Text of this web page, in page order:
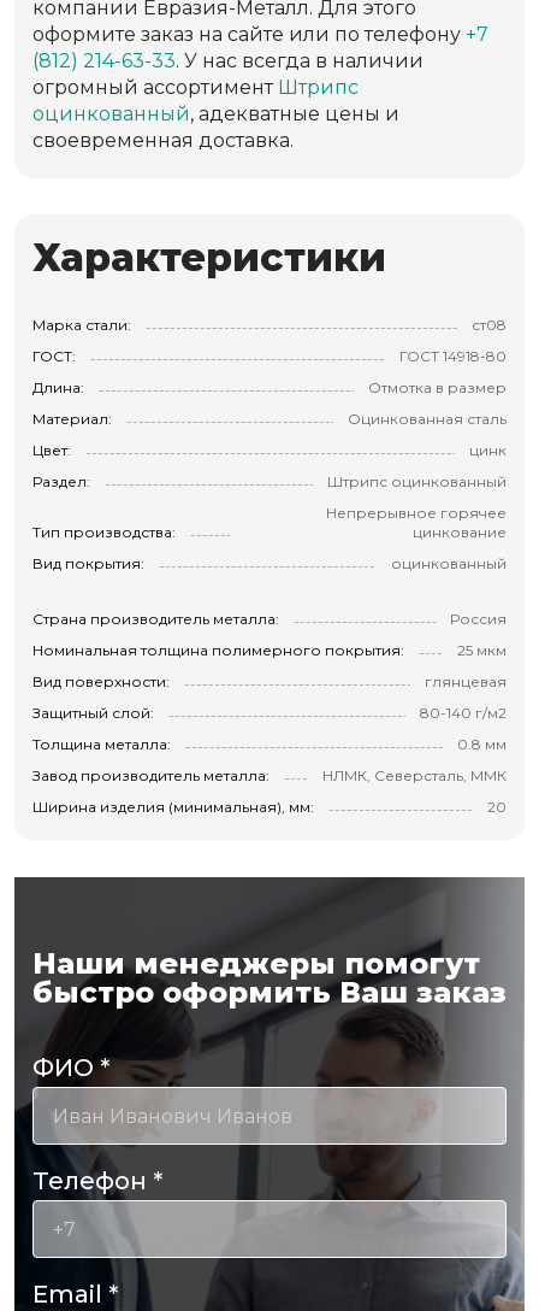
компании Евразия-Металл. Для этого
оформите заказ на сайте или по телефону +7
(812) 214-63-33. У нас всегда в наличии
огромный ассортимент Штрипс
оцинкованный, адекватные цены и
своевременная доставка.
Характеристики
Марка стали:
ст08
ГОСТ:
ГОСТ 14918-80
Длина:
Отмотка в размер
Материал:
Оцинкованная сталь
Цвет:
цинк
Раздел:
Штрипс оцинкованный
Тип производства:
Непрерывное горячее
цинкование
Вид покрытия:
оцинкованный
Страна производитель металла:
Россия
Номинальная толщина полимерного покрытия:
25 мкм
Вид поверхности:
глянцевая
Защитный слой:
80-140 г/м2
Толщина металла:
0.8 мм
Завод производитель металла:
НЛМК, Северсталь, ММК
Ширина изделия (минимальная), мм:
20
Наши менеджеры помогут
быстро оформить Ваш заказ
ФИО*
Телефон *
Email *